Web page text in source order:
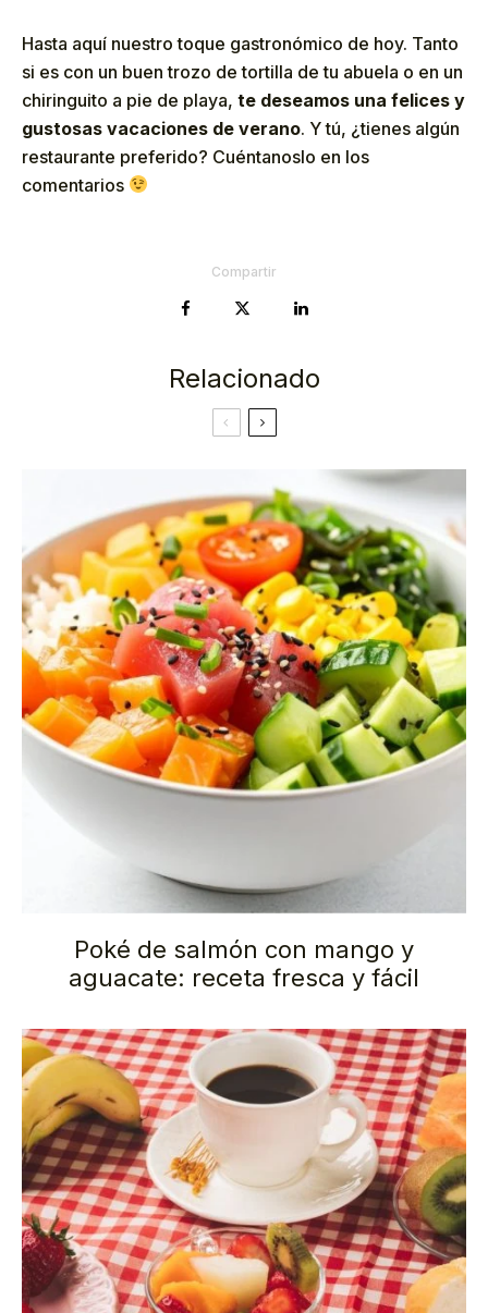
Hasta aquí nuestro toque gastronómico de hoy. Tanto
si es con un buen trozo de tortilla de tu abuela o en un
chiringuito a pie de playa, te deseamos una felices y
gustosas vacaciones de verano. Y tú, ¿tienes algún
restaurante preferido? Cuéntanoslo en los
comentarios
Compartir
Relacionado
Poké de salmón con mango y
aguacate: receta fresca y fácil